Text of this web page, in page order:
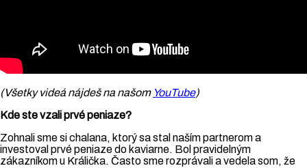
(Všetky videá nájdeš na našom YouTube)
Kde ste vzali prvé peniaze?
Zohnali sme si chalana, ktorý sa stal naším partnerom a
investoval prvé peniaze do kaviarne. Bol pravidelným
zákazníkom u Králička. Často sme rozprávali a vedela som, že